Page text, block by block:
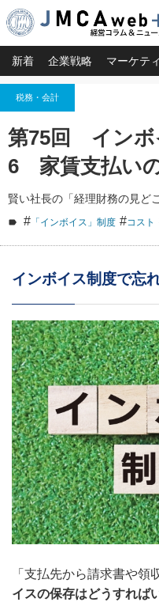
新着 企業戦略 マーケテ
税務・会計
第75回 インボ
6 家賃支払い
賢い社長の「経理財務の見ど
# 「インボイス」制度 #コスト
インボイス制度で忘
「支払先から請求書や領
イスの保存はどうすれば